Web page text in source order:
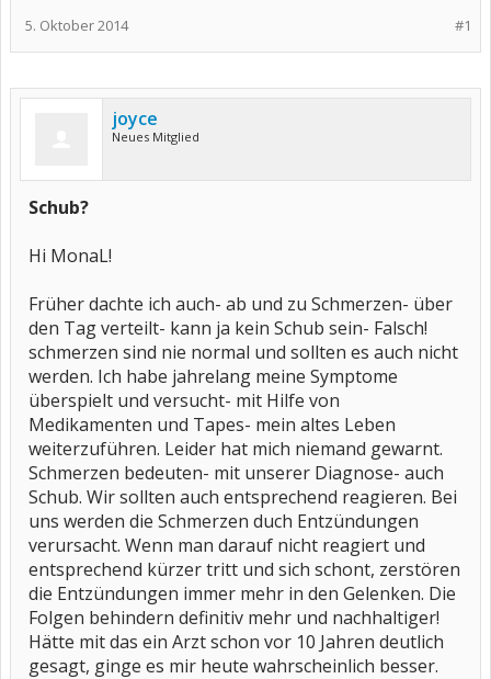
#1
5. Oktober 2014
joyce
Neues Mitglied
Schub?
Hi MonaL!
Früher dachte ich auch- ab und zu Schmerzen- über
den Tag verteilt- kann ja kein Schub sein- Falsch!
schmerzen sind nie normal und sollten es auch nicht
werden. Ich habe jahrelang meine Symptome
überspielt und versucht- mit Hilfe von
Medikamenten und Tapes- mein altes Leben
weiterzuführen. Leider hat mich niemand gewarnt.
Schmerzen bedeuten- mit unserer Diagnose- auch
Schub. Wir sollten auch entsprechend reagieren. Bei
uns werden die Schmerzen duch Entzündungen
verursacht. Wenn man darauf nicht reagiert und
entsprechend kürzer tritt und sich schont, zerstören
die Entzündungen immer mehr in den Gelenken. Die
Folgen behindern definitiv mehr und nachhaltiger!
Hätte mit das ein Arzt schon vor 10 Jahren deutlich
gesagt, ginge es mir heute wahrscheinlich besser.